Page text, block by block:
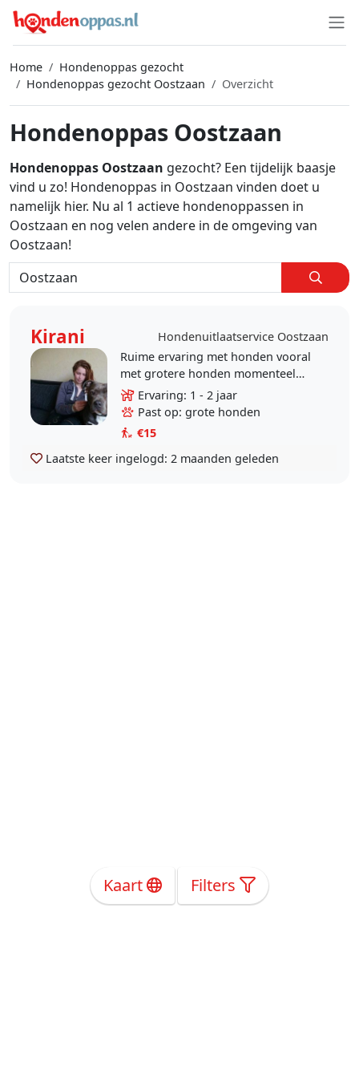
Home
Hondenoppas gezocht
Hondenoppas gezocht Oostzaan
Overzicht
Hondenoppas Oostzaan
Hondenoppas Oostzaan gezocht? Een tijdelijk baasje
vind u zo! Hondenoppas in Oostzaan vinden doet u
namelijk hier. Nu al 1 actieve hondenoppassen in
Oostzaan en nog velen andere in de omgeving van
Oostzaan!
Kirani
Hondenuitlaatservice Oostzaan
Ruime ervaring met honden vooral
met grotere honden momenteel
zelf geen hond wel 1 oppashond
dex en zou graag meer willen doen
ik loop altijd met dex..
Ervaring: 1 - 2 jaar
Past op: grote honden
€15
Laatste keer ingelogd: 2 maanden geleden
Kaart Filters